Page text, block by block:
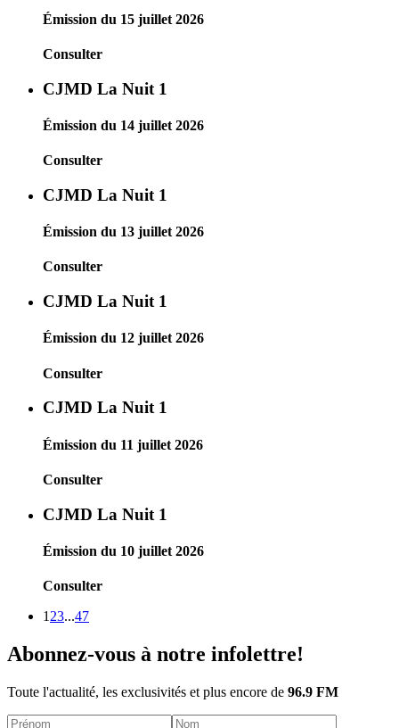
Émission du 15 juillet 2026
Consulter
CJMD La Nuit 1
Émission du 14 juillet 2026
Consulter
CJMD La Nuit 1
Émission du 13 juillet 2026
Consulter
CJMD La Nuit 1
Émission du 12 juillet 2026
Consulter
CJMD La Nuit 1
Émission du 11 juillet 2026
Consulter
CJMD La Nuit 1
Émission du 10 juillet 2026
Consulter
1 23...47
Abonnez-vous à notre infolettre!
Toute l'actualité, les exclusivités et plus encore de 96.9 FM